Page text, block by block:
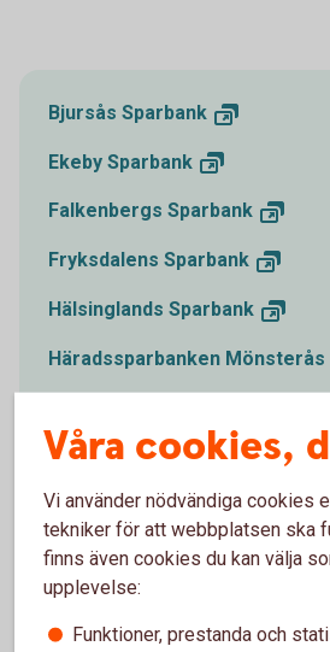
Bjursås Sparbank
Ekeby Sparbank
Falkenbergs Sparbank
Fryksdalens Sparbank
Hälsinglands Sparbank
Häradssparbanken Mönsterås
Kinda-YdreSparbank
Leksands Sparbank
Lönneberga-Tuna-Vena
Roslagens
Våra cookies,
Vi använder nödvändiga cookies
tekniker för att webbplatsen ska
finns även cookies du kan välja
upplevelse:
Funktioner, prestanda och